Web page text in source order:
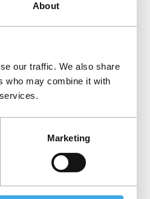
About
our traffic. We also share
who may combine it with
Marketing